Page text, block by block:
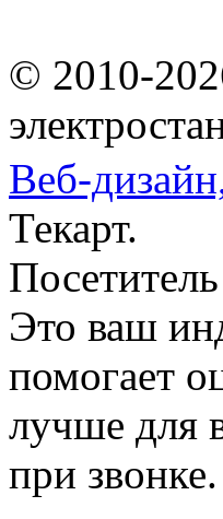
© 2010-
Веб-
Текарт.
Это ваш
помогает
лучше для
при звонке.